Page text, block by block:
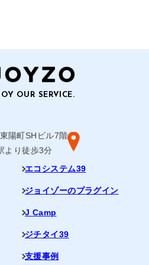
陽町SHビル7階
より徒歩3分
エコシステム39
ジョイゾーのプラグイン
J Camp
ジチタイ39
支援事例